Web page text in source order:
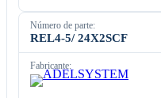
Número de parte:
REL4-5/ 24X2SCF
Fabricante: